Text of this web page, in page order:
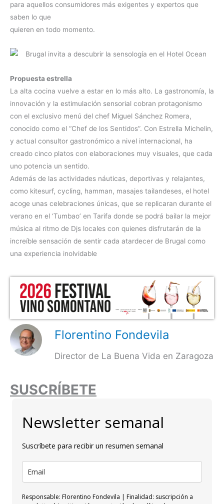
para aquellos consumidores más exigentes y expertos que
saben lo que
quieren en todo momento.
Propuesta estrella
La alta cocina vuelve a estar en lo más alto. La gastronomía, la
innovación y la estimulación sensorial cobran protagonismo
con el exclusivo menú del chef Miguel Sánchez Romera,
conocido como el “Chef de los Sentidos”. Con Estrella Michelin,
y actual consultor gastronómico a nivel internacional, ha
creado cinco platos con elaboraciones muy visuales, que cada
uno potencia un sentido.
Además de las actividades náuticas, deportivas y relajantes,
como kitesurf, cycling, hamman, masajes tailandeses, el hotel
acoge unas celebraciones únicas, que se replicaran durante el
verano en el ‘Tumbao’ en Tarifa donde se podrá bailar la mejor
música al ritmo de Djs locales con quienes disfrutarán de la
increíble sensación de sentir cada atardecer de Brugal como
una experiencia inolvidable
Florentino Fondevila
Director de La Buena Vida en Zaragoza
SUSCRÍBETE
Newsletter semanal
Suscríbete para recibir un resumen semanal
Responsable: Florentino Fondevila | Finalidad: suscripción a